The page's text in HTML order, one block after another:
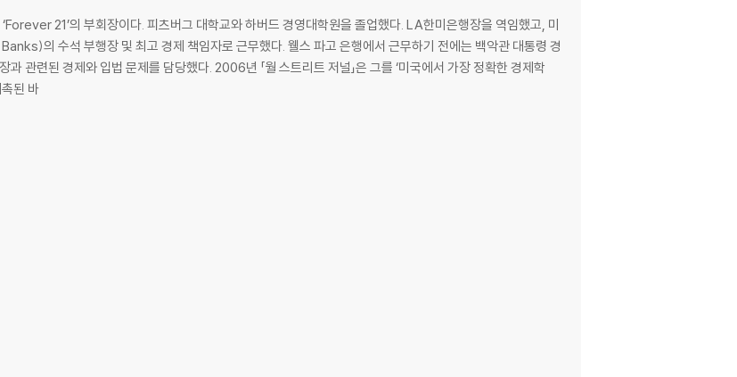
21’의 부회장이다. 피츠버그 대학교와 하버드 경영대학원을 졸업했다. LA한미은행장을 역임했고, 미
의 수석 부행장 및 최고 경제 책임자로 근무했다. 웰스 파고 은행에서 근무하기 전에는 백악관 대통령 경
관련된 경제와 입법 문제를 담당했다. 2006년 「월 스트리트 저널」은 그를 ‘미국에서 가장 정확한 경제학
된 바